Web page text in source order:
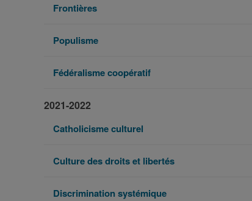
Frontières
Populisme
Fédéralisme coopératif
2021-2022
Catholicisme culturel
Culture des droits et libertés
Discrimination systémique